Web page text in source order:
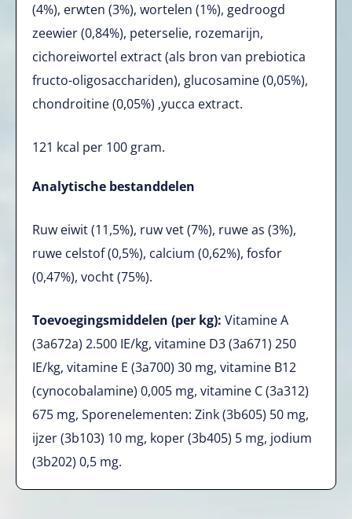
(4%), erwten (3%), wortelen (1%), gedroogd
zeewier (0,84%), peterselie, rozemarijn,
cichoreiwortel extract (als bron van prebiotica
fructo-oligosacchariden), glucosamine (0,05%),
chondroitine (0,05%) ,yucca extract.
121 kcal per 100 gram.
Analytische bestanddelen
Ruw eiwit (11,5%), ruw vet (7%), ruwe as (3%),
ruwe celstof (0,5%), calcium (0,62%), fosfor
(0,47%), vocht (75%).
Toevoegingsmiddelen (per kg): Vitamine A
(3a672a) 2.500 IE/kg, vitamine D3 (3a671) 250
IE/kg, vitamine E (3a700) 30 mg, vitamine B12
(cynocobalamine) 0,005 mg, vitamine C (3a312)
675 mg, Sporenelementen: Zink (3b605) 50 mg,
ijzer (3b103) 10 mg, koper (3b405) 5 mg, jodium
(3b202) 0,5 mg.